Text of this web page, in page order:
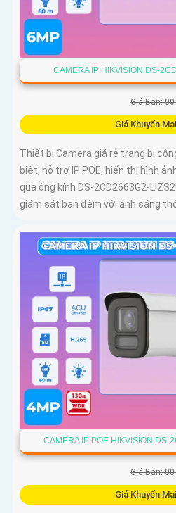
CAMERA IP HIKVISION DS-
Giá Bán:
Giá Khuyến
Thiết bị Camera giá rẻ trang bị
biệt, hỗ trợ IP POE, hiển thị hình
qua ống kính DS-2CD2663G2-
giám sát ban đêm với ánh sáng
CAMERA IP POE HIKVISION DS-
Giá Bán:
Giá Khuyến